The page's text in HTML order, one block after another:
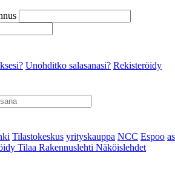
Unohditko salasanasi? Rekisteröidy
Tilastokeskus yrityskauppa NCC Espoo
Tilaa Rakennuslehti Näköislehdet